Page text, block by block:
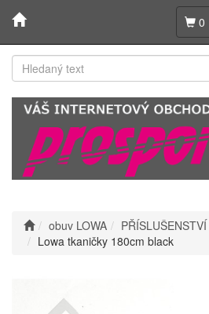
0
obuv LOWA
PŘÍSLUŠENSTVÍ
Lowa tkaničky 180cm black